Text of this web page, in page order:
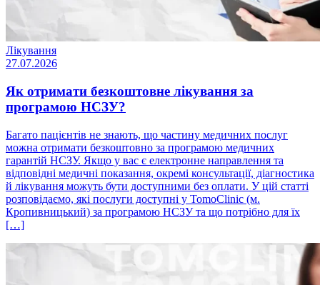
Лікування
27.07.2026
Як отримати безкоштовне лікування за
програмою НСЗУ?
Багато пацієнтів не знають, що частину медичних послуг
можна отримати безкоштовно за програмою медичних
гарантій НСЗУ. Якщо у вас є електронне направлення та
відповідні медичні показання, окремі консультації, діагностика
й лікування можуть бути доступними без оплати. У цій статті
розповідаємо, які послуги доступні у TomoClinic (м.
Кропивницький) за програмою НСЗУ та що потрібно для їх
[…]